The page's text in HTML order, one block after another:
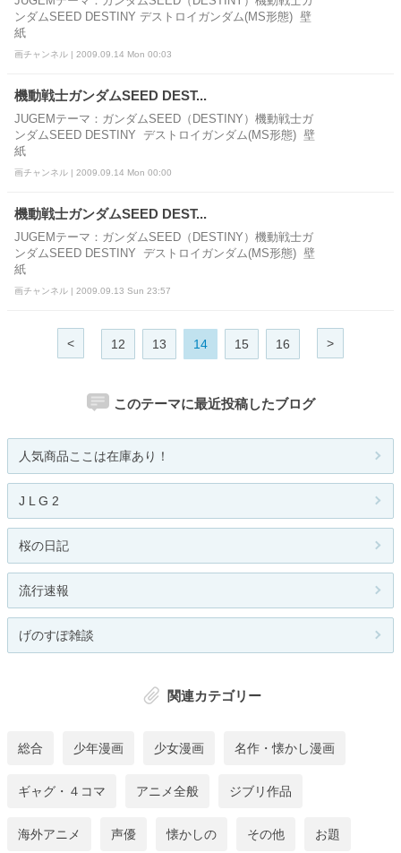
ンダムSEED DESTINY デストロイガンダム(MS形態) 壁
紙
画チャンネル | 2009.09.14 Mon 00:03
機動戦士ガンダムSEED DEST...
JUGEMテーマ：ガンダムSEED（DESTINY）機動戦士ガ
ンダムSEED DESTINY デストロイガンダム(MS形態) 壁
紙
画チャンネル | 2009.09.14 Mon 00:00
機動戦士ガンダムSEED DEST...
JUGEMテーマ：ガンダムSEED（DESTINY）機動戦士ガ
ンダムSEED DESTINY デストロイガンダム(MS形態) 壁
紙
画チャンネル | 2009.09.13 Sun 23:57
< 12 13 14 15 16 >
このテーマに最近投稿したブログ
人気商品ここは在庫あり！
J L G 2
桜の日記
流行速報
げのすぽ雑談
関連カテゴリー
総合 少年漫画 少女漫画 名作・懐かし漫画
ギャグ・４コマ アニメ全般 ジブリ作品
海外アニメ 声優 懐かしの その他 お題